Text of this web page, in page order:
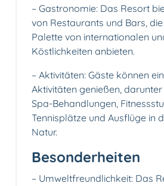
– Gastronomie: Das Resort
von Restaurants und Bars,
Palette von internationalen
Köstlichkeiten anbieten.
– Aktivitäten: Gäste können
Aktivitäten genießen,
Spa-Behandlungen,
Tennisplätze und Ausflüge in
Natur.
Besonderheiten
– Umweltfreundlichkeit: Das